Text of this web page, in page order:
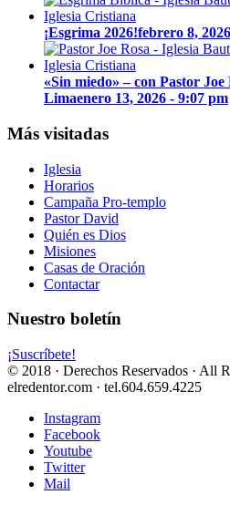
¡Esgrima 2026!febrero 8,
«Sin miedo» – con Pastor
Limaenero 13, 2026 - 9:07 pm
Más visitadas
Iglesia
Horarios
Campaña Pro-templo
Pastor David
Quién es Dios
Misiones
Casas de Oración
Contactar
Nuestro boletín
¡Suscríbete!
© 2018 · Derechos Reservados · All
elredentor.com · tel.604.659.4225
Instagram
Facebook
Youtube
Twitter
Mail